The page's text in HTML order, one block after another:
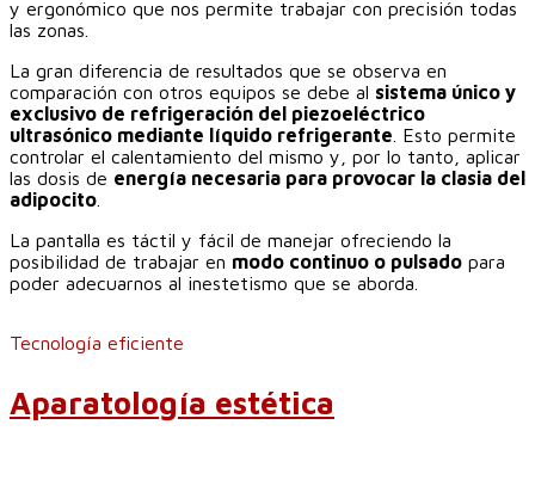
y ergonómico que nos permite trabajar con precisión todas
las zonas.
La gran diferencia de resultados que se observa en
comparación con otros equipos se debe al sistema único y
exclusivo de refrigeración del piezoeléctrico
ultrasónico mediante líquido refrigerante . Esto permite
controlar el calentamiento del mismo y, por lo tanto, aplicar
las dosis de energía necesaria para provocar la clasia del
adipocito
La pantalla es táctil y fácil de manejar ofreciendo la
posibilidad de trabajar en modo continuo o pulsado para
poder adecuarnos al inestetismo que se aborda.
Tecnología eficiente
Aparatología estética